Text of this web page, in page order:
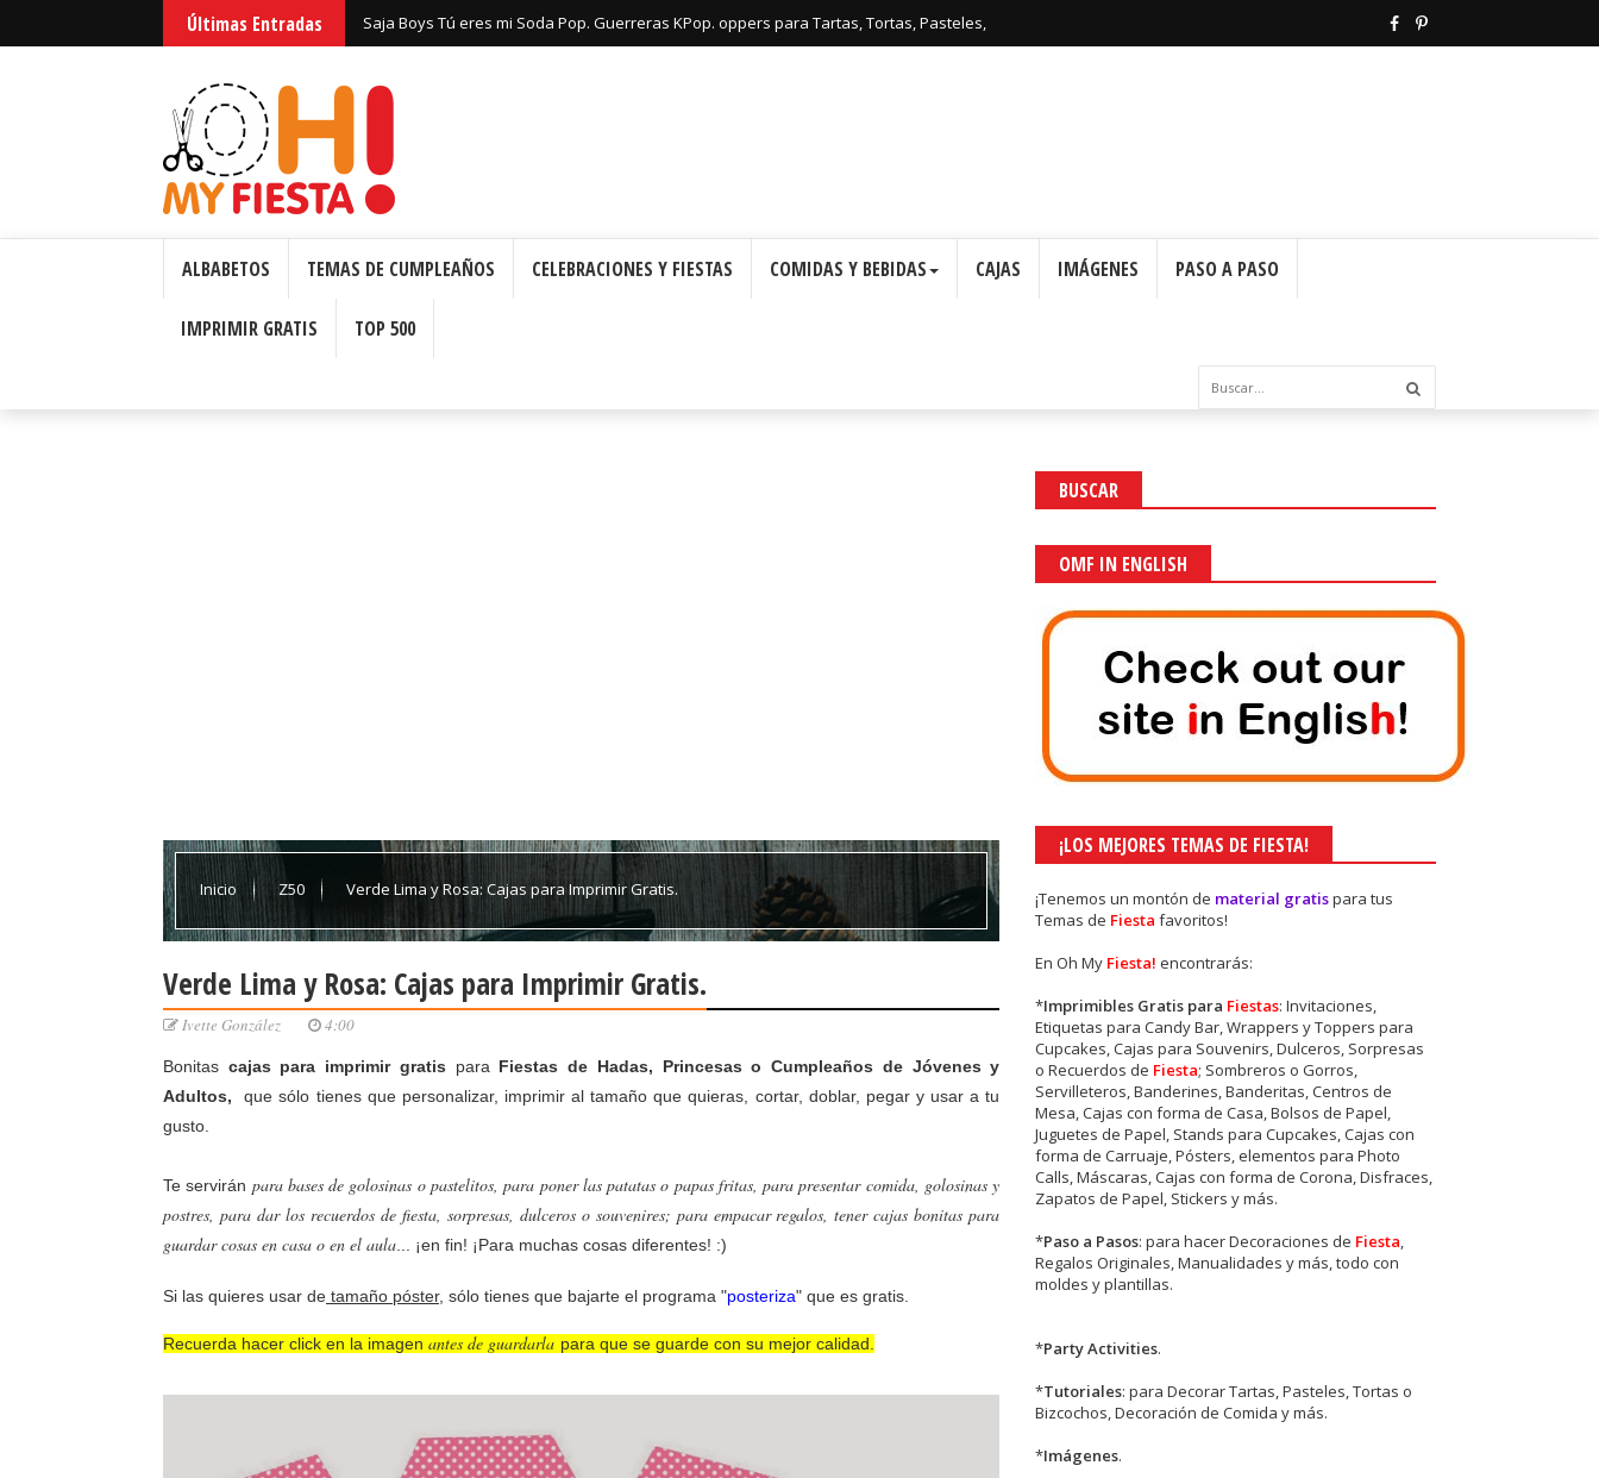
Últimas Entradas Huntrix Guerreras Kpop: Cajas con Forma de Corona para Imprimir Gratis.
ALBABETOS TEMAS DE CUMPLEAÑOS CELEBRACIONES Y FIESTAS COMIDAS Y BEBIDAS CAJAS IMÁGENES PASO A PASO
IMPRIMIR GRATIS TOP 500
Inicio Z50 Verde Lima y Rosa: Cajas para Imprimir Gratis.
Verde Lima y Rosa: Cajas para Imprimir Gratis.
Ivette González 4:00
Bonitas cajas para imprimir gratis para Fiestas de Hadas, Princesas o Cumpleaños de Jóvenes y
Adultos,que sólo tienes que personalizar, imprimir al tamaño que quieras, cortar, doblar, pegar y usar a tu
gusto.
Te servirán para bases de golosinas o pastelitos, para poner las patatas o papas fritas, para presentar comida, golosinas y
postres, para dar los recuerdos de fiesta, sorpresas, dulceros o souvenires; para empacar regalos, tener cajas bonitas para
guardar cosas en casa o en el aula ... ¡en fin! ¡Para muchas cosas diferentes! :)
Si las quieres usar de tamaño póster, sólo tienes que bajarte el programa "posteriza" que es gratis.
Recuerda hacer click en la imagen antes de guardarla para que se guarde con su mejor calidad.
BUSCAR
OMF IN ENGLISH
¡LOS MEJORES TEMAS DE FIESTA!
¡Tenemos un montón de material gratispara tus
Temas de Fiestafavoritos!
En Oh My Fiesta!encontrarás:
*Imprimibles Gratis para Fiestas: Invitaciones,
Etiquetas para Candy Bar, Wrappers y Toppers para
Cupcakes, Cajas para Souvenirs, Dulceros, Sorpresas
o Recuerdos de Fiesta; Sombreros o Gorros,
Servilleteros, Banderines, Banderitas, Centros de
Mesa, Cajas con forma de Casa, Bolsos de Papel,
Juguetes de Papel, Stands para Cupcakes, Cajas con
forma de Carruaje, Pósters, elementos para Photo
Calls, Máscaras, Cajas con forma de Corona, Disfraces,
Zapatos de Papel, Stickers y más.
*Paso a Pasos: para hacer Decoraciones de Fiesta,
Regalos Originales, Manualidades y más, todo con
moldes y plantillas.
*Party Activities.
*Tutoriales: para Decorar Tartas, Pasteles, Tortas o
Bizcochos, Decoración de Comida y más.
*Imágenes.